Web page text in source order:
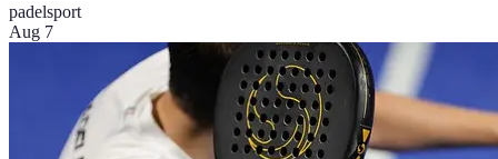
padelsport
Aug 7